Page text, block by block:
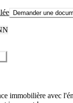
Demander une
immobilière avec